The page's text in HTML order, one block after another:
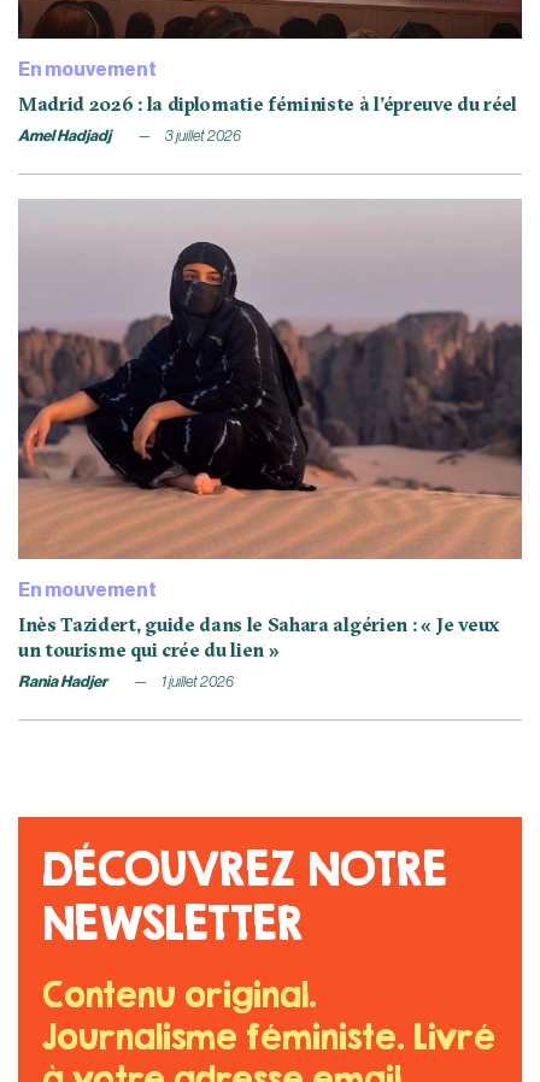
En mouvement
Madrid 2026 : la diplomatie féministe à l’épreuve du réel
Amel Hadjadj 3 juillet 2026
En mouvement
Inès Tazidert, guide dans le Sahara algérien : « Je veux
un tourisme qui crée du lien »
Rania Hadjer 1 juillet 2026
DÉCOUVREZ NOTRE
NEWSLETTER
Contenu original.
Journalisme féministe. Livré